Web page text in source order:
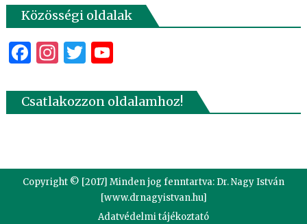
Közösségi oldalak
Facebook
Instagram
Twitter
YouTube
Csatlakozzon oldalamhoz!
Copyright © [2017] Minden jog fenntartva: Dr. Nagy István
[www.drnagyistvan.hu]
Adatvédelmi tájékoztató